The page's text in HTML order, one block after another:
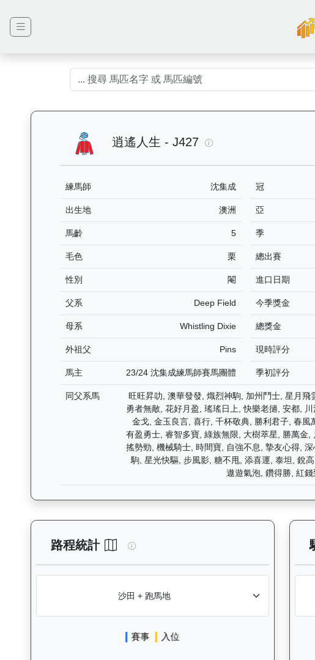
逍遙人生 - J427 逍遙人生（J427
練馬師 沈集成 冠
出生地 澳洲 亞
馬齡 5 季
毛色 栗 總出賽
性別 閹 進口日期
父系 Deep Field 今季獎金
母系 Whistling Dixie 總獎金
外祖父 Pins 現時評分
馬主 23/24 沈集成練馬師賽馬團體 季初評分
同父系馬
旺旺昇叻, 澳華發發, 熾烈神駒, 加州鬥士, 星月飛
勇者無敵, 花好月盈, 瑤瑤日上, 快樂老撾, 安都,
金戈, 金玉良言, 喜行, 千杯敬典, 勝利君子, 春風
有盈勇士, 睿智多寶, 綠族無限, 大樹萃星, 勝萬金,
搖勢勁, 機械騎士, 時間寶, 自強不息, 摯友心得,
駒, 星光快驅, 步風影, 糖不甩, 添喜運, 泰坦, 銳
遨遊氣泡, 鑽得勝, 紅
路程統計 逍遙人生（J427）— 路程統計